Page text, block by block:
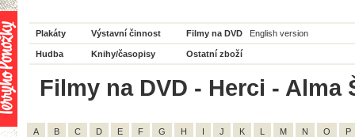
Plakáty Výstavní činnost Filmy na DVD English version
Hudba Knihy/časopisy Ostatní zboží
Filmy na DVD - Herci - Alma
A B C D E F G H I J K L M N O P